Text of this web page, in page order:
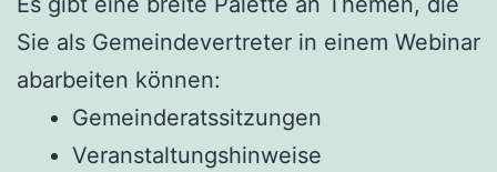
Sie als Gemeindevertreter in einem Webinar
abarbeiten können:
Gemeinderatssitzungen
Veranstaltungshinweise